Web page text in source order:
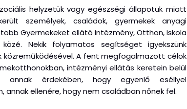
helyzetük vagy egészségi állapotuk miatt
személyek, családok, gyermekek anyagi
Gyermekeket ellátó Intézmény, Otthon, Iskola
Nekik folyamatos segítséget igyekszünk
A fent megfogalmazott célok
intézményi ellátás keretein belül
annak érdekében, hogy egyenlő eséllyel
annak ellenére, hogy nem családban nőnek fel.